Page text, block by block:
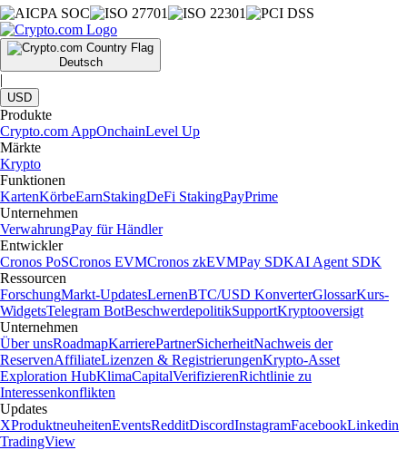
Deutsch
|
USD
Produkte
Crypto.com AppOnchainLevel Up
Märkte
Krypto
Funktionen
KartenKörbeEarnStakingDeFi StakingPayPrime
Unternehmen
VerwahrungPay für Händler
Entwickler
Cronos PoSCronos EVMCronos zkEVMPay SDKAI Agent SDK
Ressourcen
ForschungMarkt-UpdatesLernenBTC/USD KonverterGlossarKurs-
WidgetsTelegram BotBeschwerdepolitikSupportKryptooversigt
Unternehmen
Über unsRoadmapKarrierePartnerSicherheitNachweis der
ReservenAffiliateLizenzen & RegistrierungenKrypto-Asset
Exploration HubKlimaCapitalVerifizierenRichtlinie zu
Interessenkonflikten
Updates
XProduktneuheitenEventsRedditDiscordInstagramFacebookLinkedin
TradingView